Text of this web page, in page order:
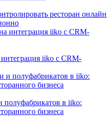
ресторан онлайн
iiko с CRM-
полуфабрикатов в iiko:
бизнеса